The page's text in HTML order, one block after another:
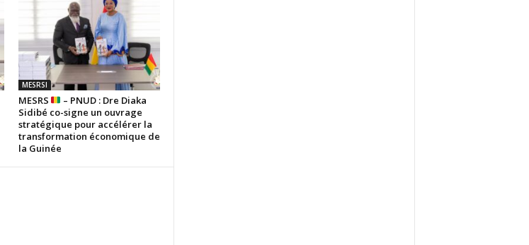
MESRSI
MESRS
– PNUD : Dre Diaka
Sidibé co-signe un ouvrage
stratégique pour accélérer la
transformation économique de
la Guinée